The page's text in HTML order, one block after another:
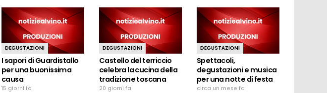
DEGUSTAZIONI
I sapori di Guardistallo
per una buonissima
causa
15 giorni fa
DEGUSTAZIONI
Castello del terriccio
celebra la cucina della
tradizione toscana
20 giorni fa
DEGUSTAZIONI
Spettacoli,
degustazioni e musica
per una notte di festa
circa un mese fa